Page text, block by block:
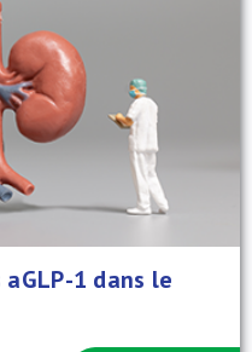
1 dans le